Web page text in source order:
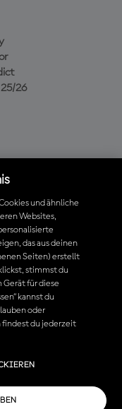
26
Alle Rechte vorbehalten.
und ähnliche
Websites,
das aus deinen
Seiten) erstellt
stimmst du
Gerät für diese
kannst du
oder
du jederzeit